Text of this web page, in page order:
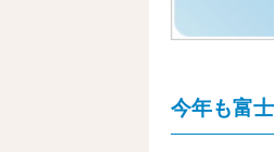
今年も富